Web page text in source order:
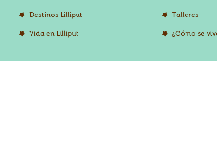
Destinos Lilliput Talleres
Vida en Lilliput ¿Cómo se